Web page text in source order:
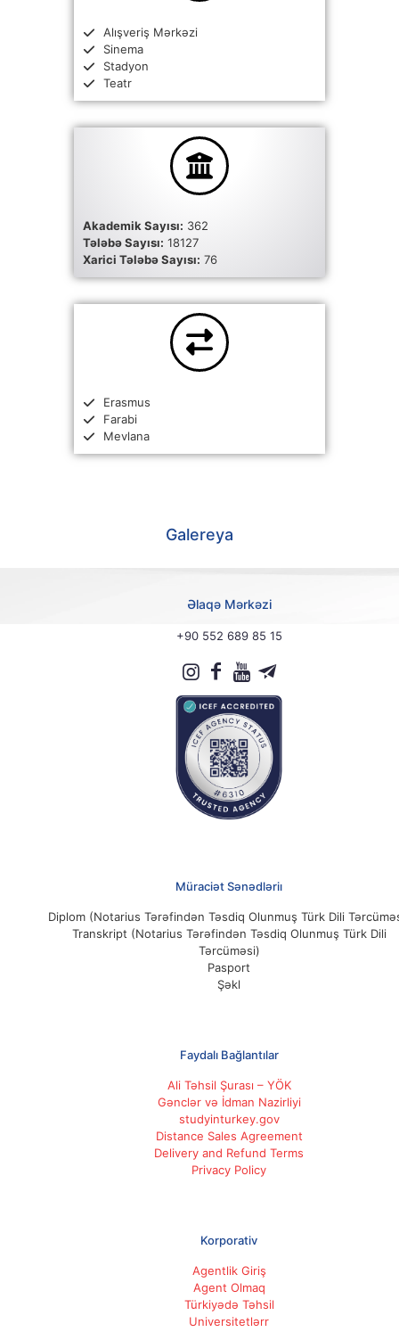
Alışveriş Mərkəzi
Sinema
Stadyon
Teatr
Akademik Sayısı: 362
Tələbə Sayısı: 18127
Xarici Tələbə Sayısı: 76
Erasmus
Farabi
Mevlana
Galereya
Əlaqə Mərkəzi
+90 552 689 85 15
Müraciət Sənədləriı
Diplom (Notarius Tərəfindən Təsdiq Olunmuş Türk Dili
Transkript (Notarius Tərəfindən Təsdiq Olunmuş Türk Dili
Tərcüməsi)
Pasport
Şəkl
Faydalı Bağlantılar
Ali Təhsil Şurası – YÖK
Gənclər və İdman Nazirliyi
studyinturkey.gov
Distance Sales Agreement
Delivery and Refund Terms
Privacy Policy
Korporativ
Agentlik Giriş
Agent Olmaq
Türkiyədə Təhsil
Universitetlərr